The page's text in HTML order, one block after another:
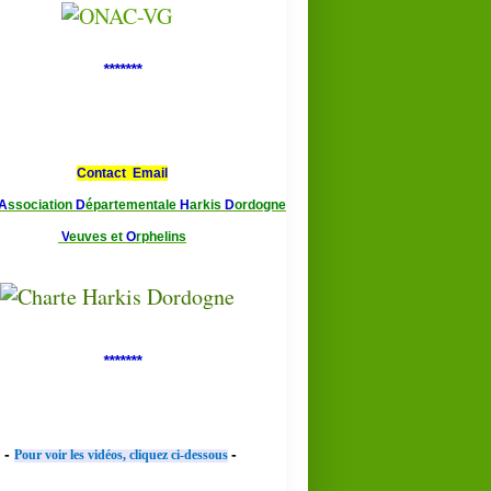
*******
Contact Email
ssociation Départementale Harkis Dordogne
Veuves et Orphelins
*******
- Pour voir les vidéos, cliquez ci-dessous -